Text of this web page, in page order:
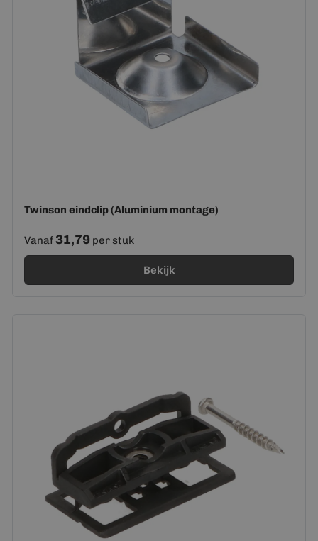
Twinson eindclip (Aluminium montage)
Vanaf31,79 per stuk
Bekijk